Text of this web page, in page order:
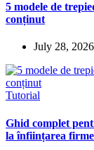
5 modele de
conținut
July 28, 2026
Tutorial
Ghid complet
la înființarea